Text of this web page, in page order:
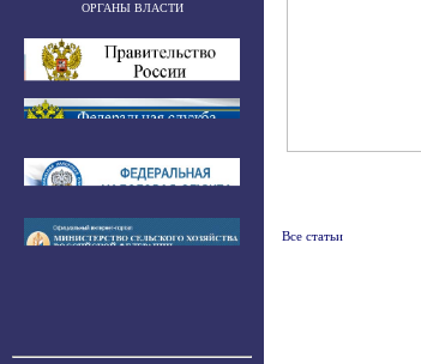
ОРГАНЫ ВЛАСТИ
Все статьи